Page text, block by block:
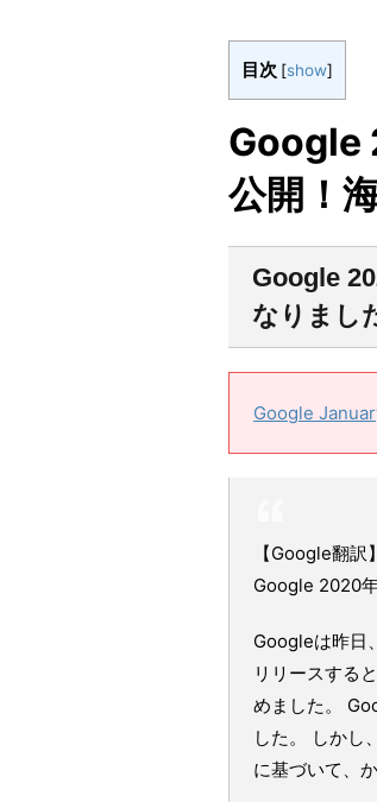
目次 [show]
Google
公開！
Google
なりまし
Google
【Google翻訳】
Google 2020
Googleは昨日
リリースする
めました。
した。 しかし
に基づいて、